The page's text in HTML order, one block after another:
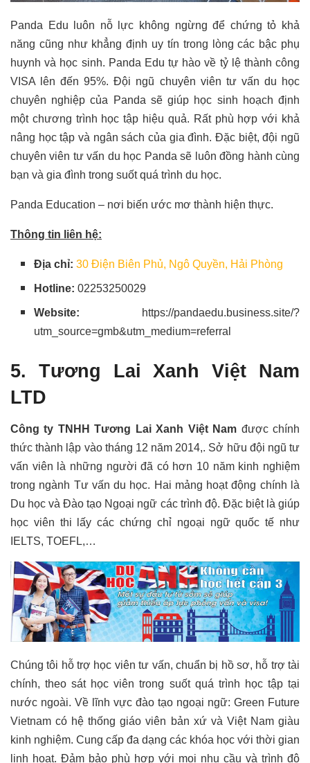
Panda Edu luôn nỗ lực không ngừng để chứng tỏ khả
năng cũng như khẳng định uy tín trong lòng các bậc phụ
huynh và học sinh. Panda Edu tự hào về tỷ lệ thành công
VISA lên đến 95%. Đội ngũ chuyên viên tư vấn du học
chuyên nghiệp của Panda sẽ giúp học sinh hoạch định
một chương trình học tập hiệu quả. Rất phù hợp với khả
nâng học tập và ngân sách của gia đình. Đặc biệt, đội ngũ
chuyên viên tư vấn du học Panda sẽ luôn đồng hành cùng
bạn và gia đình trong suốt quá trình du học.
Panda Education – nơi biến ước mơ thành hiện thực.
Thông tin liên hệ:
Địa chỉ: 30 Điện Biên Phủ, Ngô Quyền, Hải Phòng
Hotline: 02253250029
Website: https://pandaedu.business.site/?
utm_source=gmb&utm_medium=referral
5. Tương Lai Xanh Việt Nam
LTD
Công ty TNHH Tương Lai Xanh Việt Nam được chính
thức thành lập vào tháng 12 năm 2014,. Sở hữu đội ngũ tư
vấn viên là những người đã có hơn 10 năm kinh nghiệm
trong ngành Tư vấn du học. Hai mảng hoạt động chính là
Du học và Đào tạo Ngoại ngữ các trình độ. Đặc biệt là giúp
học viên thi lấy các chứng chỉ ngoại ngữ quốc tế như
IELTS, TOEFL,…
Chúng tôi hỗ trợ học viên tư vấn, chuẩn bị hồ sơ, hỗ trợ tài
chính, theo sát học viên trong suốt quá trình học tập tại
nước ngoài. Về lĩnh vực đào tạo ngoại ngữ: Green Future
Vietnam có hệ thống giáo viên bản xứ và Việt Nam giàu
kinh nghiệm. Cung cấp đa dạng các khóa học với thời gian
linh hoạt. Đảm bảo phù hợp với mọi nhu cầu và trình độ